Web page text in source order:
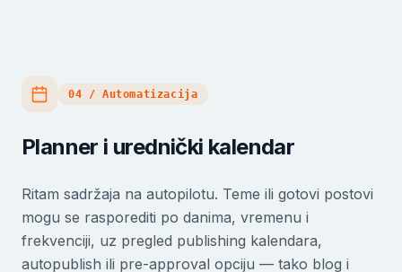
04 / Automatizacija
Planner i urednički kalendar
Ritam sadržaja na autopilotu. Teme ili gotovi postovi
mogu se rasporediti po danima, vremenu i
frekvenciji, uz pregled publishing kalendara,
autopublish ili pre-approval opciju — tako blog i